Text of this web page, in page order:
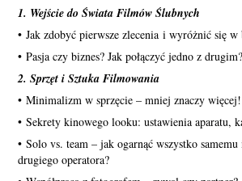
1. Wejście do Świata Filmów Ślubnych
• Jak zdobyć pierwsze zlecenia i wyróżnić się w
• Pasja czy biznes? Jak połączyć jedno z drugim?
2. Sprzęt i Sztuka Filmowania
• Minimalizm w sprzęcie – mniej znaczy więcej!
• Sekrety kinowego looku: ustawienia aparatu,
• Solo vs. team – jak ogarnąć wszystko
drugiego operatora?